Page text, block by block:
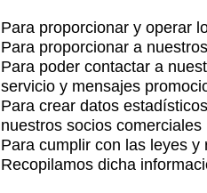
Para proporcionar y operar
Para proporcionar a
Para poder contactar a
servicio y mensajes
Para crear datos
nuestros socios
Para cumplir con las leyes y
Recopilamos dicha